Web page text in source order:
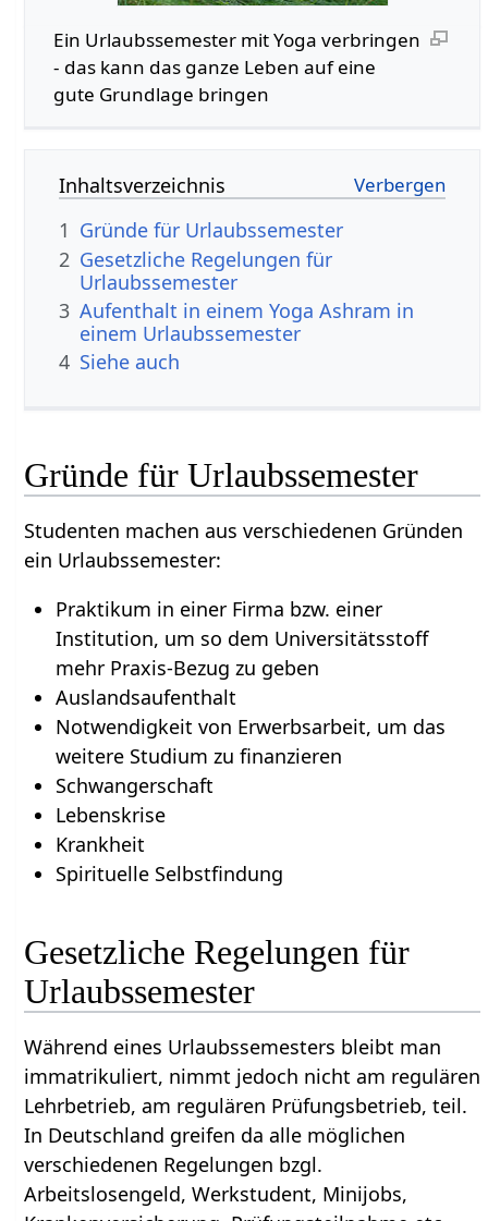
Ein Urlaubssemester mit Yoga verbringen
- das kann das ganze Leben auf eine
gute Grundlage bringen
Inhaltsverzeichnis
1 Gründe für Urlaubssemester
2 Gesetzliche Regelungen für
Urlaubssemester
3 Aufenthalt in einem Yoga Ashram in
einem Urlaubssemester
4 Siehe auch
Gründe für Urlaubssemester
Studenten machen aus verschiedenen Gründen
ein Urlaubssemester:
Praktikum in einer Firma bzw. einer
Institution, um so dem Universitätsstoff
mehr Praxis-Bezug zu geben
Auslandsaufenthalt
Notwendigkeit von Erwerbsarbeit, um das
weitere Studium zu finanzieren
Schwangerschaft
Lebenskrise
Krankheit
Spirituelle Selbstfindung
Gesetzliche Regelungen für
Urlaubssemester
Während eines Urlaubssemesters bleibt man
immatrikuliert, nimmt jedoch nicht am regulären
Lehrbetrieb, am regulären Prüfungsbetrieb, teil.
In Deutschland greifen da alle möglichen
verschiedenen Regelungen bzgl.
Arbeitslosengeld, Werkstudent, Minijobs,